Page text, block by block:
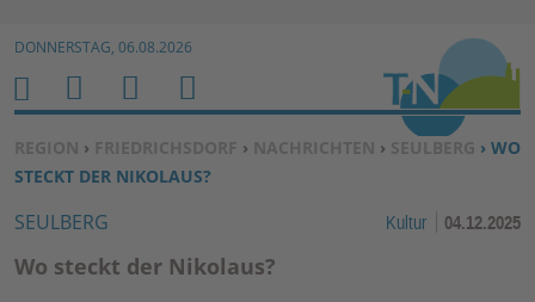
Zum Inhalt springen ↓
DONNERSTAG, 06.08.2026
SIE BEFINDEN SICH HIER:
REGION › FRIEDRICHSDORF › NACHRICHTEN › SEULBERG › WO
STECKT DER NIKOLAUS?
SEULBERG Kultur 04.12.2025
Wo steckt der Nikolaus?
H
O
M
E
M
E
N
U
S
U
C
N
B
E
N
Z